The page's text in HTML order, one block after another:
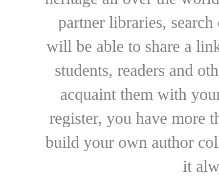
partner libraries,
will be able to share a
students, readers and
acquaint them with
register, you have more
build your own author
it